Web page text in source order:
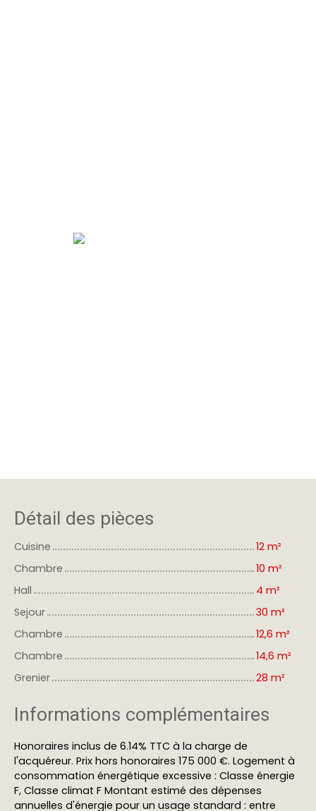
Détail des pièces
Cuisine
12 m²
Chambre
10 m²
Hall
4 m²
Sejour
30 m²
Chambre
12,6 m²
Chambre
14,6 m²
Grenier
28 m²
Informations complémentaires
Honoraires inclus de 6.14% TTC à la charge de
l'acquéreur. Prix hors honoraires 175 000 €. Logement à
consommation énergétique excessive : Classe énergie
F, Classe climat F Montant estimé des dépenses
annuelles d'énergie pour un usage standard : entre